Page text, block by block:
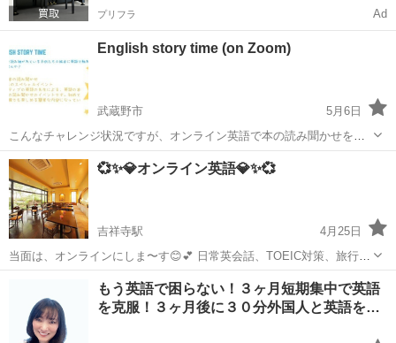
プリフラ Ad
English story time (on Zoom)
武蔵野市
5月6日
こんなチャレンジ状況ですが、オンライン英語で本の読み聞かせを始
めていかがでしょうか？ 世界中で読み継がれている子供たちの絵本に
英語で触れて見ませんか？ 6歳からのスペシャルイベント ☆ネイティ
ブの英語の先生によ...
東京 武蔵野市 リーディング 読み聞かせ
💞✨💎オンライン英語💎✨💞
吉祥寺駅
4月25日
当面は、オンラインにしま〜す😊💕 日常英会話、TOEIC対策、旅行・
ビジネス… あなたの英語学習のゴール・目的に合わせて、 マンツーマ
ンでレッスンします！(^o^) 英語を習得して、叶えたい未来を教えてく
ださい💎✨✨✨*\...
武蔵野市 吉祥寺駅 英語 ゴール
もう英語で困らない！３ヶ月短期集中で英語
を克服！３ヶ月後に３０分外国人と英語を…